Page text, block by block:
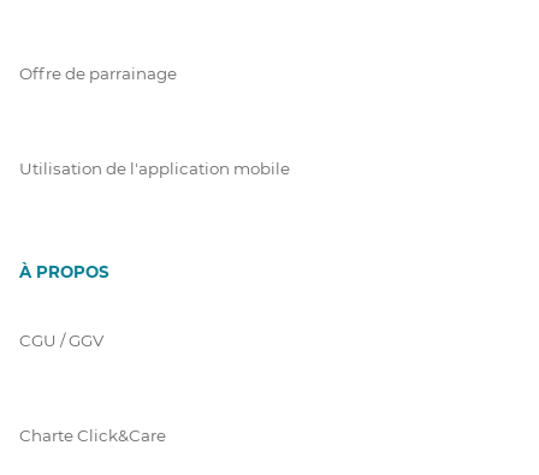
Offre de parrainage
Utilisation de l'application mobile
À PROPOS
CGU / GGV
Charte Click&Care